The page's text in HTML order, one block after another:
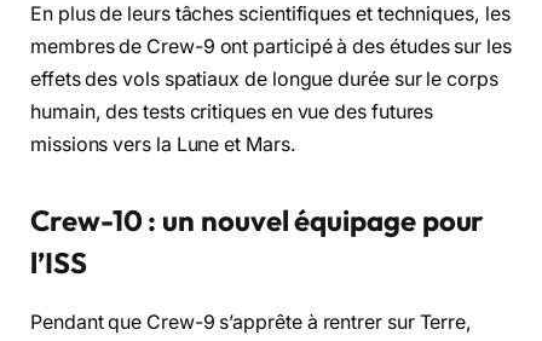
En plus de leurs tâches scientifiques et techniques, les
membres de Crew-9 ont participé à des études sur les
effets des vols spatiaux de longue durée sur le corps
humain, des tests critiques en vue des futures
missions vers la Lune et Mars.
Crew-10 : un nouvel équipage pour
l’ISS
Pendant que Crew-9 s’apprête à rentrer sur Terre,